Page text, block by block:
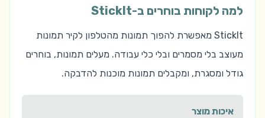
למה לקוחות בוחרים ב-StickIt
StickIt מאפשרת להפוך תמונות מהטלפון לקיר תמונות
מעוצב בלי מסמרים ובלי כלי עבודה. מעלים תמונות, בוחרים
גודל ומסגרת, ומקבלים תמונות מוכנות להדבקה.
איכות מוצר